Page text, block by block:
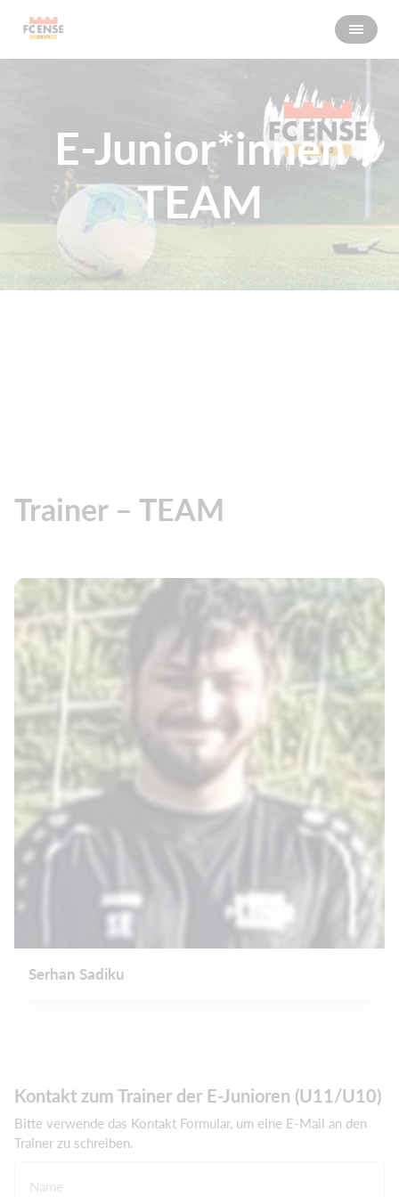
E-Junior*innen
TEAM
Trainer – TEAM
Serhan Sadiku
Kontakt zum Trainer der E-Junioren (U11/U10)
Bitte verwende das Kontakt Formular, um eine E-Mail an den
Trainer zu schreiben.
Name